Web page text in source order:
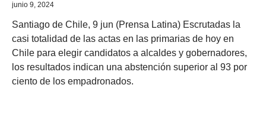
junio 9, 2024
Santiago de Chile, 9 jun (Prensa Latina) Escrutadas la
casi totalidad de las actas en las primarias de hoy en
Chile para elegir candidatos a alcaldes y gobernadores,
los resultados indican una abstención superior al 93 por
ciento de los empadronados.